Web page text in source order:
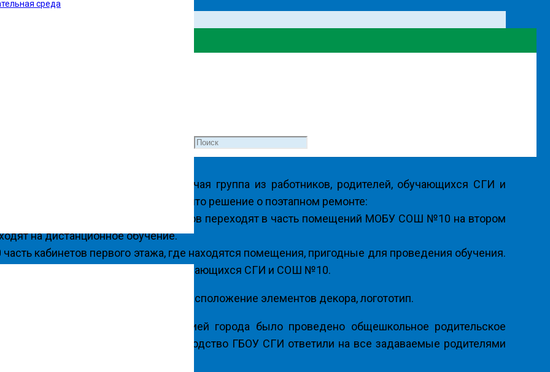
среда
в ГБОУ СГИ была создана рабочая группа из работников, родителей, обучающихся СГИ и
Рабочей группой было принято решение о поэтапном ремонте:
ГБОУ СГИ выпускных 9 и 11 классов переходят в часть помещений МОБУ СОШ №10 на втором
на дистанционное обучение.
кабинетов первого этажа, где находятся помещения, пригодные для проведения обучения.
также исключается смешивание обучающихся СГИ и СОШ №10.
подбирали цвета оформления, расположение элементов декора, логототип.
МОБУ СОШ №10, администрацией города было проведено общешкольное родительское
администрация ГБОУ СГИ. Руководство ГБОУ СГИ ответили на все задаваемые родителями